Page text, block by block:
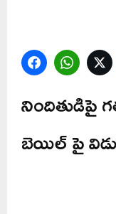
Facebook
నిందితుడిపై
బెయిల్ పై